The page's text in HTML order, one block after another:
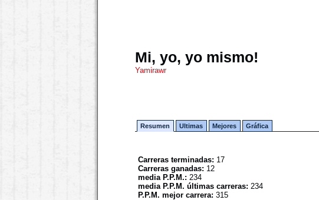
Mi, yo, yo mismo!
Yamirawr
Resumen Ultimas Mejores Gráfica
Carreras terminadas: 17
Carreras ganadas: 12
media P.P.M.: 234
media P.P.M. últimas carreras: 234
P.P.M. mejor carrera: 315